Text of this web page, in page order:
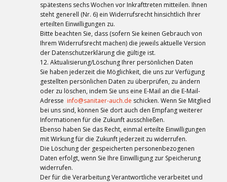
spätestens sechs Wochen vor Inkrafttreten mitteilen. Ihnen
steht generell (Nr. 6) ein Widerrufsrecht hinsichtlich Ihrer
erteilten Einwilligungen zu.
Bitte beachten Sie, dass (sofern Sie keinen Gebrauch von
Ihrem Widerrufsrecht machen) die jeweils aktuelle Version
der Datenschutzerklärung die gültige ist.
12. Aktualisierung/Löschung Ihrer persönlichen Daten
Sie haben jederzeit die Möglichkeit, die uns zur Verfügung
gestellten persönlichen Daten zu überprüfen, zu ändern
oder zu löschen, indem Sie uns eine E-Mail an die E-Mail-
Adresse info@sanitaer-auch.de schicken. Wenn Sie Mitglied
bei uns sind, können Sie dort auch den Empfang weiterer
Informationen für die Zukunft ausschließen.
Ebenso haben Sie das Recht, einmal erteilte Einwilligungen
mit Wirkung für die Zukunft jederzeit zu widerrufen.
Die Löschung der gespeicherten personenbezogenen
Daten erfolgt, wenn Sie Ihre Einwilligung zur Speicherung
widerrufen.
Der für die Verarbeitung Verantwortliche verarbeitet und